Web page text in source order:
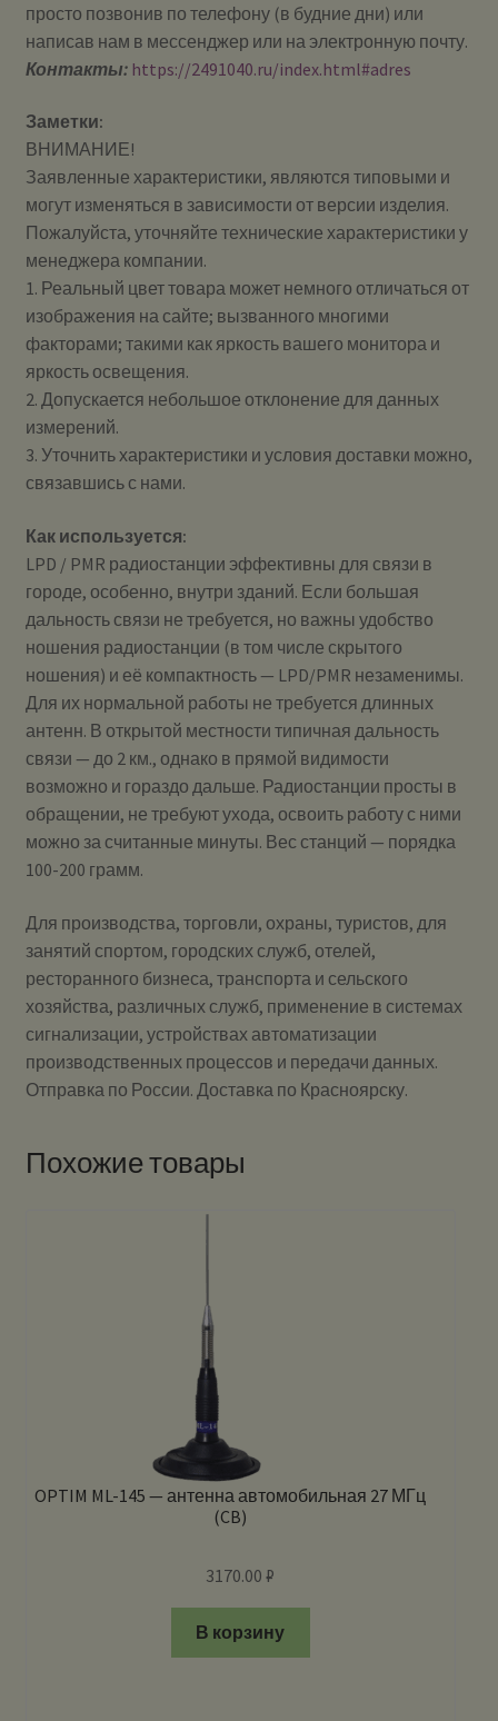
просто позвонив по телефону (в будние дни) или
написав нам в мессенджер или на электронную почту.
Контакты: https://2491040.ru/index.html#adres
Заметки:
ВНИМАНИЕ!
Заявленные характеристики, являются типовыми и
могут изменяться в зависимости от версии изделия.
Пожалуйста, уточняйте технические характеристики у
менеджера компании.
1. Реальный цвет товара может немного отличаться от
изображения на сайте; вызванного многими
факторами; такими как яркость вашего монитора и
яркость освещения.
2. Допускается небольшое отклонение для данных
измерений.
3. Уточнить характеристики и условия доставки можно,
связавшись с нами.
Как используется:
LPD / PMR радиостанции эффективны для связи в
городе, особенно, внутри зданий. Если большая
дальность связи не требуется, но важны удобство
ношения радиостанции (в том числе скрытого
ношения) и её компактность — LPD/PMR незаменимы.
Для их нормальной работы не требуется длинных
антенн. В открытой местности типичная дальность
связи — до 2 км., однако в прямой видимости
возможно и гораздо дальше. Радиостанции просты в
обращении, не требуют ухода, освоить работу с ними
можно за считанные минуты. Вес станций — порядка
100-200 грамм.
Для производства, торговли, охраны, туристов, для
занятий спортом, городских служб, отелей,
ресторанного бизнеса, транспорта и сельского
хозяйства, различных служб, применение в системах
сигнализации, устройствах автоматизации
производственных процессов и передачи данных.
Отправка по России. Доставка по Красноярску.
Похожие товары
OPTIM ML-145 — антенна автомобильная 27 МГц
(CB)
3170.00₽
В корзину